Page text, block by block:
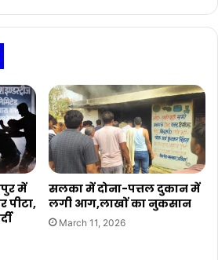
में
पीटा,
सलका में दोना-पत्तल दुकान में
लगी आग,लाखों का नुकसान
March 11, 2026